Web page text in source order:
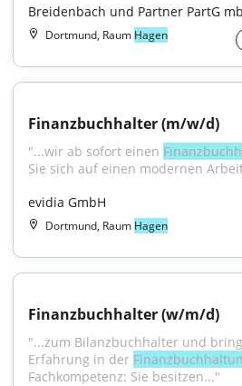
Breidenbach und Partner PartG
Dortmund, Raum Hagen
Finanzbuchhalter (m/w/d)
"...wir ab sofort einen
Sie sich auf einen modernen
evidia GmbH
Dortmund, Raum Hagen
Finanzbuchhalter (w/m/d)
"...zum Bilanzbuchhalter und
Erfahrung in der
Fachkompetenz: Sie besitzen..."